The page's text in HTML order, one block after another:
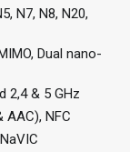
N7, N8, N20,
Dual nano-
2,4 & 5 GHz
AAC), NFC